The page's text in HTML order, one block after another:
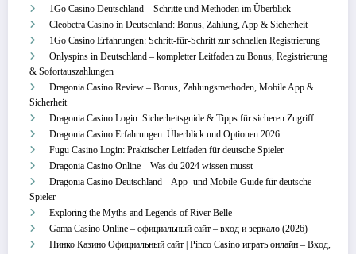
1Go Casino Deutschland – Schritte und Methoden im Überblick
Cleobetra Casino in Deutschland: Bonus, Zahlung, App & Sicherheit
1Go Casino Erfahrungen: Schritt‑für‑Schritt zur schnellen Registrierung
Onlyspins in Deutschland – kompletter Leitfaden zu Bonus, Registrierung
& Sofortauszahlungen
Dragonia Casino Review – Bonus, Zahlungsmethoden, Mobile App &
Sicherheit
Dragonia Casino Login: Sicherheitsguide & Tipps für sicheren Zugriff
Dragonia Casino Erfahrungen: Überblick und Optionen 2026
Fugu Casino Login: Praktischer Leitfaden für deutsche Spieler
Dragonia Casino Online – Was du 2024 wissen musst
Dragonia Casino Deutschland – App‑ und Mobile‑Guide für deutsche
Spieler
Exploring the Myths and Legends of River Belle
Gama Casino Online – официальный сайт – вход и зеркало (2026)
Пинко Казино Официальный сайт | Pinco Casino играть онлайн – Вход,